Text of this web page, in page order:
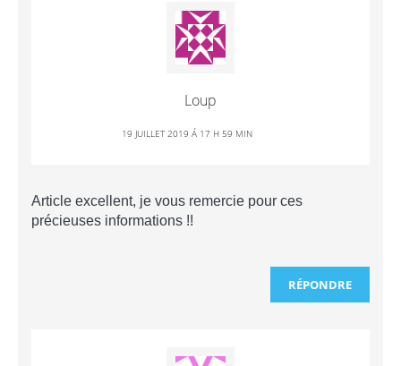
Loup
19 JUILLET 2019 Á 17 H 59 MIN
Article excellent, je vous remercie pour ces
précieuses informations !!
RÉPONDRE